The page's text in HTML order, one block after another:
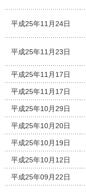
平成25年11月24日
平成25年11月23日
平成25年11月17日
平成25年11月17日
平成25年10月29日
平成25年10月20日
平成25年10月19日
平成25年10月12日
平成25年09月22日